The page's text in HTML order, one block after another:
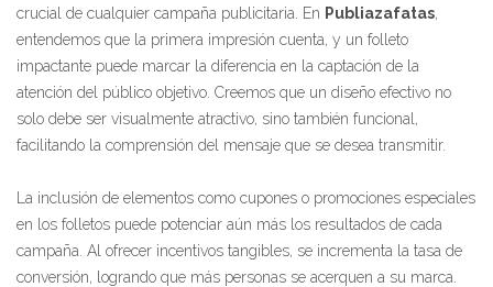
crucial de cualquier campaña publicitaria. En Publiazafatas
entendemos que la primera impresión cuenta, y un folleto
impactante puede marcar la diferencia en la captación de la
atención del público objetivo. Creemos que un diseño efectivo no
solo debe ser visualmente atractivo, sino también funcional,
facilitando la comprensión del mensaje que se desea transmitir.
La inclusión de elementos como cupones o promociones especiales
en los folletos puede potenciar aún más los resultados de cada
campaña. Al ofrecer incentivos tangibles, se incrementa la tasa de
conversión, logrando que más personas se acerquen a su marca.